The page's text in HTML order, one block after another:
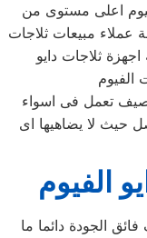
اعلى مستوى من
عملاء مبيعات ثلاجات
ثلاجات دايو
تعمل فى اسواء
حيث لا يضاهيها اى
الفيوم
الجودة دائما ما